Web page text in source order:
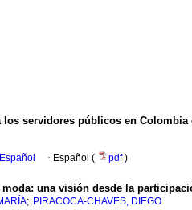
servidores públicos en Colombia
· Español ( pdf)
una visión desde la
; PIRACOCA-CHAVES, DIEGO